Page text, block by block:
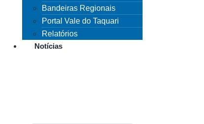
Bandeiras Regionais
Portal Vale do Taquari
Relatórios
Notícias